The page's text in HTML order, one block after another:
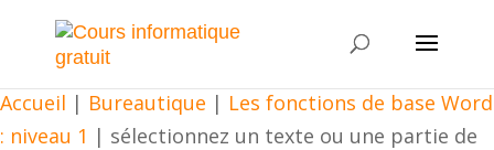
Accueil | Bureautique | Les fonctions de base Word
: niveau 1 | sélectionnez un texte ou une partie de